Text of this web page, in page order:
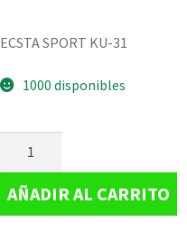
ECSTA SPORT KU-31
1000 disponibles
AÑADIR AL CARRITO